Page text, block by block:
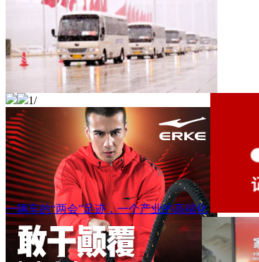
一辆车的“两会”足迹，一个产业的高端化
1/